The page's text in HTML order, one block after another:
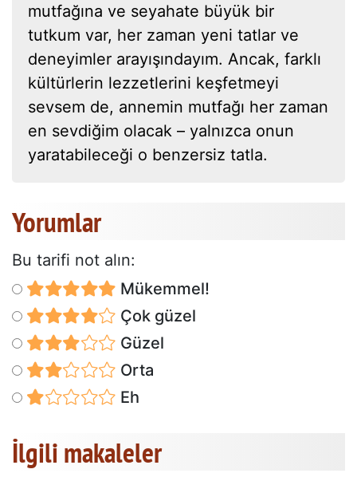
mutfağına ve seyahate büyük bir
tutkum var, her zaman yeni tatlar ve
deneyimler arayışındayım. Ancak, farklı
kültürlerin lezzetlerini keşfetmeyi
sevsem de, annemin mutfağı her zaman
en sevdiğim olacak – yalnızca onun
yaratabileceği o benzersiz tatla.
Yorumlar
Bu tarifi not alın:
Mükemmel!
Çok güzel
Güzel
Orta
Eh
İlgili makaleler